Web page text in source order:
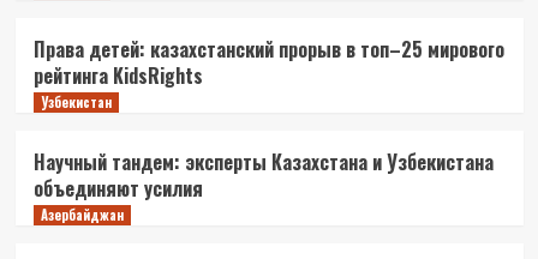
Права детей: казахстанский прорыв в топ–25 мирового
рейтинга KidsRights
Узбекистан
Научный тандем: эксперты Казахстана и Узбекистана
объединяют усилия
Азербайджан